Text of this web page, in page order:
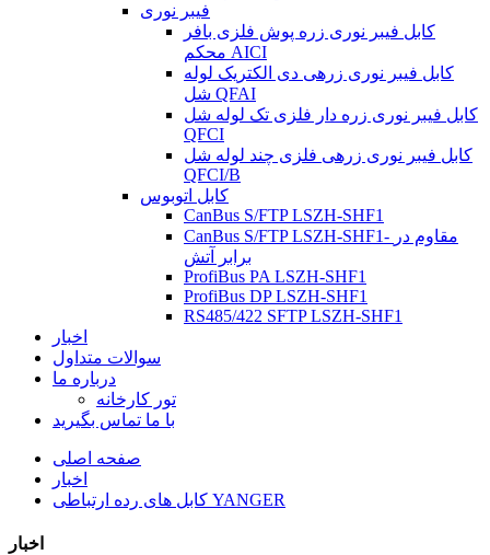
فیبر نوری
کابل فیبر نوری زره ​​پوش فلزی بافر
محکم AICI
کابل فیبر نوری زرهی دی الکتریک لوله
شل QFAI
کابل فیبر نوری زره ​​دار فلزی تک لوله شل
QFCI
کابل فیبر نوری زرهی فلزی چند لوله شل
QFCI/B
کابل اتوبوس
CanBus S/FTP LSZH-SHF1
CanBus S/FTP LSZH-SHF1- مقاوم در
برابر آتش
ProfiBus PA LSZH-SHF1
ProfiBus DP LSZH-SHF1
RS485/422 SFTP LSZH-SHF1
اخبار
سوالات متداول
درباره ما
تور کارخانه
با ما تماس بگیرید
صفحه اصلی
اخبار
کابل های رده ارتباطی YANGER
اخبار